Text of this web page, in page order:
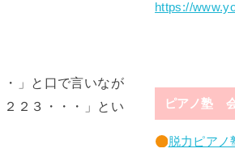
」と口で言いなが
２３・・・」とい
https://
ピアノ塾
脱力ピア